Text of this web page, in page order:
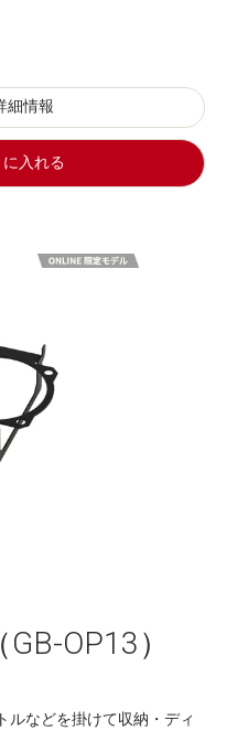
細情報
に入れる
OP13）
ルなどを掛けて収納・ディ